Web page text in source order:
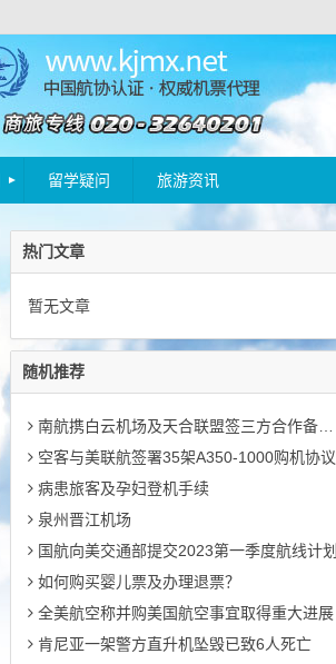
留学疑问 旅游资讯
热门文章
暂无文章
随机推荐
南航携白云机场及天合联盟签三方合作备忘录
空客与美联航签署35架A350-1000购机协议
病患旅客及孕妇登机手续
泉州晋江机场
国航向美交通部提交2023第一季度航线计划
如何购买婴儿票及办理退票？
全美航空称并购美国航空事宜取得重大进展
肯尼亚一架警方直升机坠毁已致6人死亡